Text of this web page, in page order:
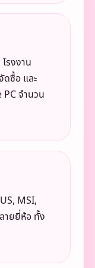
รงงาน
ดซื้อ และ
จำนวน
MSI,
ายยี่ห้อ ทั้ง